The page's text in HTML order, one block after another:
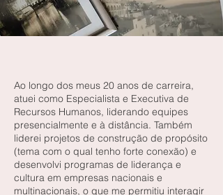
Ao longo dos meus 20 anos de carreira,
atuei como Especialista e Executiva de
Recursos Humanos, liderando equipes
presencialmente e à distância. Também
liderei projetos de construção de propósito
(tema com o qual tenho forte conexão) e
desenvolvi programas de liderança e
cultura em empresas nacionais e
multinacionais, o que me permitiu interagir